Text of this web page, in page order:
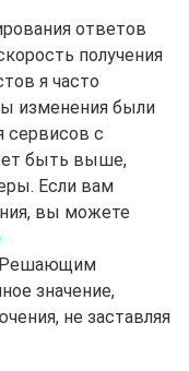
ответов
получения
я часто
изменения были
сервисов с
быть выше,
Если вам
вы можете
Решающим
значение,
не заставляя